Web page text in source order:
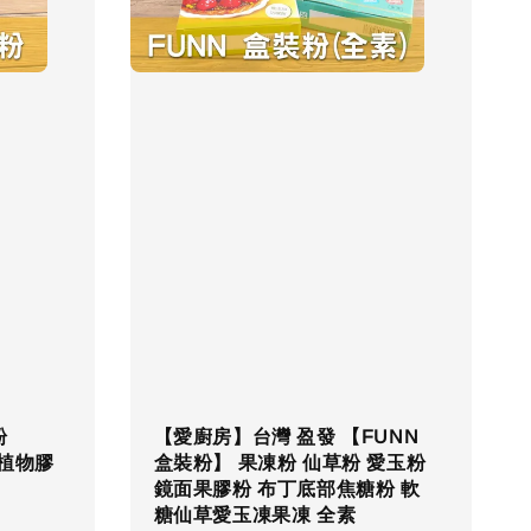
物膠
【愛廚房】台灣 盈發 【FUNN
盒裝粉】 果凍粉 仙草粉 愛玉粉
鏡面果膠粉 布丁底部焦糖粉 軟
糖仙草愛玉凍果凍 全素